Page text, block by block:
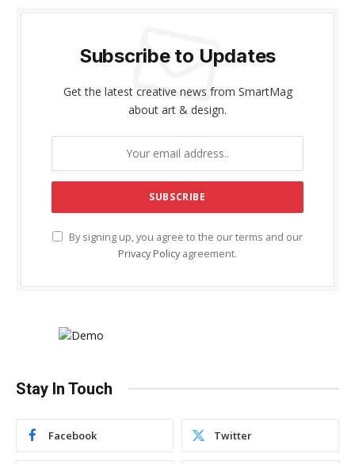
Subscribe to Updates
Get the latest creative news from SmartMag
about art & design.
By signing up, you agree to the our terms and our
Privacy Policy agreement.
Stay In Touch
Facebook Twitter